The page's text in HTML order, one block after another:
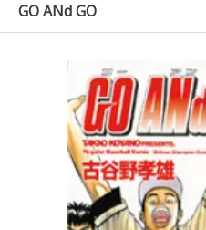
GO ANd GO